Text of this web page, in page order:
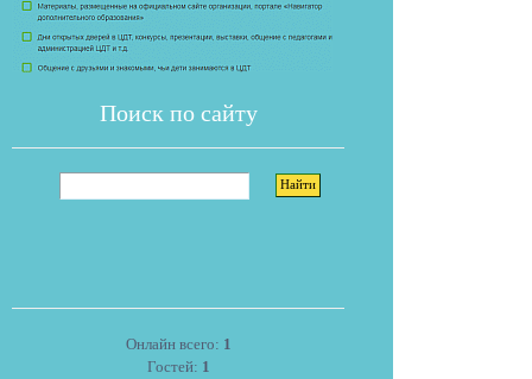
Поиск по сайту
Онлайн всего: 1
Гостей: 1